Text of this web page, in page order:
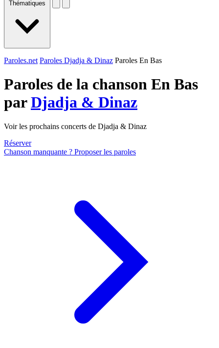
Thématiques
Paroles.net Paroles Djadja & Dinaz Paroles En Bas
Paroles de la chanson En Bas
parDjadja & Dinaz
Voir les prochains concerts de Djadja & Dinaz
Réserver
Chanson manquante ? Proposer les paroles